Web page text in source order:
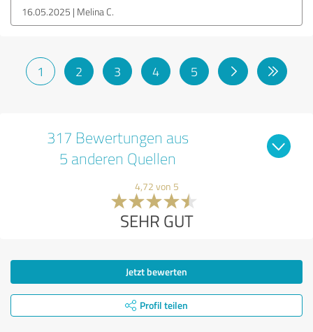
16.05.2025 Melina C.
1 2 3 4 5
317 Bewertungen aus
5 anderen Quellen
4,72 von 5
SEHR GUT
Jetzt bewerten
Profil teilen